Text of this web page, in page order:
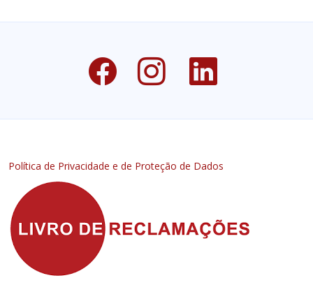
Política de Privacidade e de Proteção de Dados